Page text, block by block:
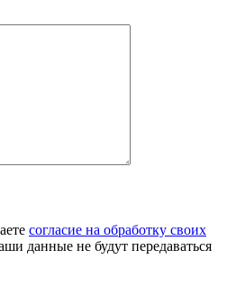
согласие на обработку своих
данные не будут передаваться